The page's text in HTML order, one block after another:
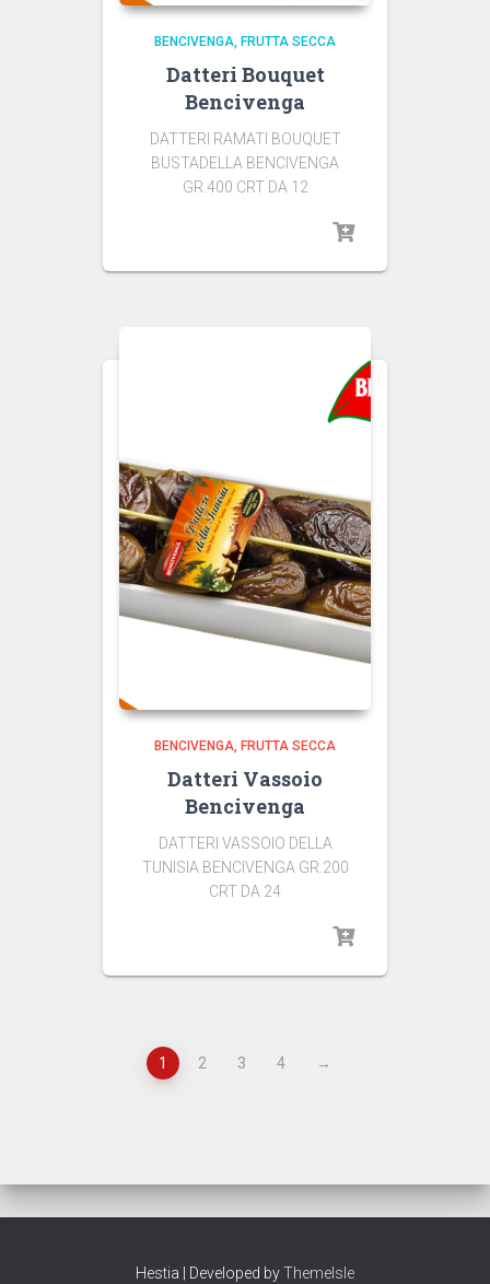
BENCIVENGA FRUTTA SECCA
Datteri Bouquet
Bencivenga
DATTERI RAMATI BOUQUET
BUSTADELLA BENCIVENGA
GR.400 CRT DA 12
BENCIVENGA FRUTTA SECCA
Datteri Vassoio
Bencivenga
DATTERI VASSOIO DELLA
TUNISIA BENCIVENGA GR.200
CRT DA 24
1 2 3 4 →
Hestia | Developed byThemeIsle